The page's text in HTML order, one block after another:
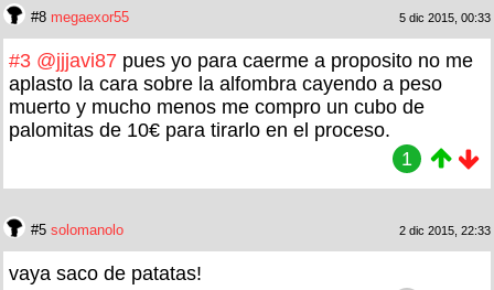
#8 megaexor55 5 dic 2015, 00:33
#3 @jjjavi87 pues yo para caerme a proposito no me
aplasto la cara sobre la alfombra cayendo a peso
muerto y mucho menos me compro un cubo de
palomitas de 10€ para tirarlo en el proceso.
1
#5 solomanolo 2 dic 2015, 22:33
vaya saco de patatas!